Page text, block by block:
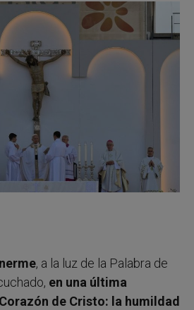
, a la luz de la Palabra de
en una última
de Cristo: la humildad